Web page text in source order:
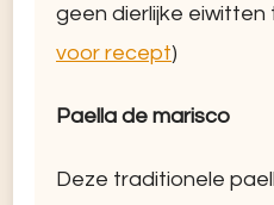
geen dierlijke eiwitten
voor recept)
Paella de marisco
Deze traditionele